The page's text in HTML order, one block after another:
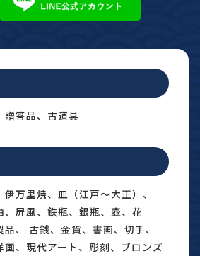
贈答品、古道具
万里焼、皿（江戸〜大正）、
、屏風、鉄瓶、銀瓶、壺、花
、 古銭、金貨、書画、切手、
、現代アート、彫刻、ブロンズ